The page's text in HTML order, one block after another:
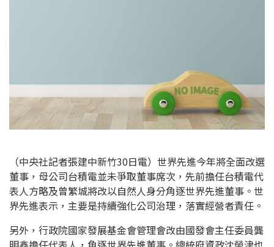
（中央社記者張建中新竹30日電）世界先進今年將全面改選
董事，母公司台積電並未爭取董事席次，先前擔任台積電代
表人方略及曾繁城將改以自然人身分角逐世界先進董事。世
界先進表示，主要是持續強化公司治理，落實經營者責任。
另外，行政院國家發展基金會管理會改由國發會主任委員龔